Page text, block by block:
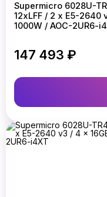
Supermicro 6028U-
12xLFF / 2 x E5-2640
1000W / AOC-2UR6-
147 493 ₽